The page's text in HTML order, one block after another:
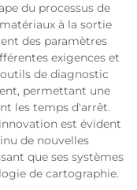
du processus de
à la sortie
des paramètres
exigences et
de diagnostic
permettant une
les temps d'arrêt.
est évident
de nouvelles
que ses systèmes
de cartographie.